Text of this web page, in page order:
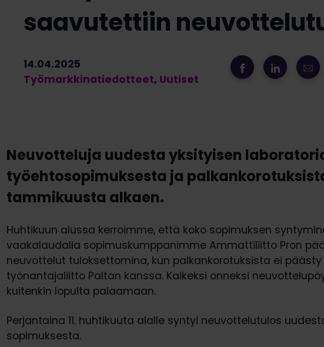
saavutettiin
14.04.2025
Työmarkkinatiedotteet, Uutiset
Neuvotteluja uudesta yksityisen
työehtosopimuksesta ja
tammikuusta alkaen.
Huhtikuun alussa kerroimme, että koko sopimuksen
vaakalaudalla sopimuskumppanimme Ammattiliitto Pron
neuvottelut tuloksettomina, kun palkankorotuksista ei päästy
työnantajaliitto Paltan kanssa. Kaikeksi onneksi
kuitenkin lopulta palaamaan.
Perjantaina 11. huhtikuuta alalle syntyi neuvottelutulos
sopimuksesta.